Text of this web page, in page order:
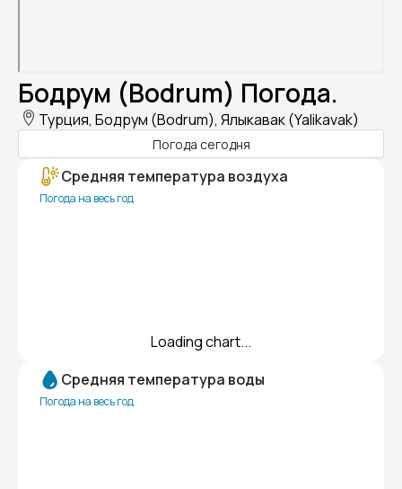
Бодрум (Bodrum) Погода.
Турция, Бодрум (Bodrum), Ялыкавак (Yalikavak)
Погода сегодня
Средняя температура воздуха
Погода на весь год
Loading chart...
Средняя температура воды
Погода на весь год